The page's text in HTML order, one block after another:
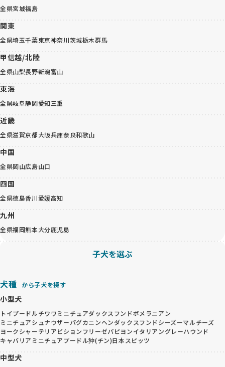
全県宮城福島
関東
全県埼玉千葉東京神奈川茨城栃木群馬
甲信越/北陸
全県山梨長野新潟富山
東海
全県岐阜静岡愛知三重
近畿
全県滋賀京都大阪兵庫奈良和歌山
中国
全県岡山広島山口
四国
全県徳島香川愛媛高知
九州
全県福岡熊本大分鹿児島
子犬を選ぶ
犬種 から子犬を探す
小型犬
トイプードルチワワミニチュアダックスフンドポメラニアン
ミニチュアシュナウザーパグカニンヘンダックスフンドシーズーマルチーズ
ヨークシャーテリアビションフリーゼパピヨンイタリアングレーハウンド
キャバリア ミニチュアプードル狆(チン)日本スピッツ
中型犬